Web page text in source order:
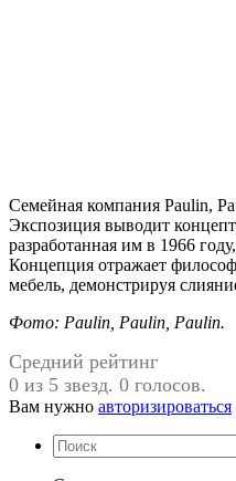
Семейная компания Paulin,
Экспозиция выводит
разработанная им в 1966
Концепция отражает
мебель, демонстрируя
Фото: Paulin, Paulin, Paulin.
Средний рейтинг
0 из 5 звезд. 0 голосов.
Вам нужно авторизироваться